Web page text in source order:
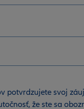
potvrdzujete svoj
že ste sa